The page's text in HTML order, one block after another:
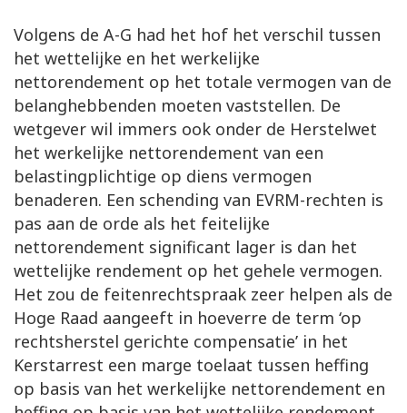
Volgens de A-G had het hof het verschil tussen
het wettelijke en het werkelijke
nettorendement op het totale vermogen van de
belanghebbenden moeten vaststellen. De
wetgever wil immers ook onder de Herstelwet
het werkelijke nettorendement van een
belastingplichtige op diens vermogen
benaderen. Een schending van EVRM-rechten is
pas aan de orde als het feitelijke
nettorendement significant lager is dan het
wettelijke rendement op het gehele vermogen.
Het zou de feitenrechtspraak zeer helpen als de
Hoge Raad aangeeft in hoeverre de term ‘op
rechtsherstel gerichte compensatie’ in het
Kerstarrest een marge toelaat tussen heffing
op basis van het werkelijke nettorendement en